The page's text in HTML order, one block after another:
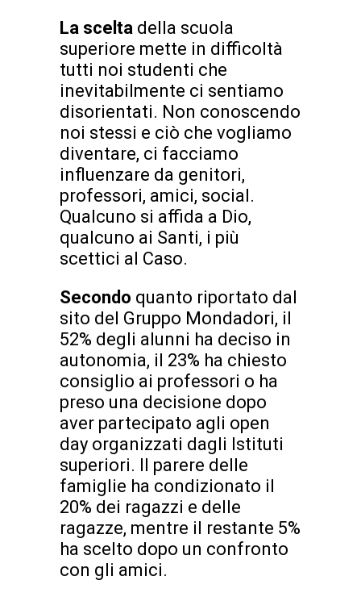
La scelta della scuola
superiore mette in difficoltà
tutti noi studenti che
inevitabilmente ci sentiamo
disorientati. Non conoscendo
noi stessi e ciò che vogliamo
diventare, ci facciamo
influenzare da genitori,
professori, amici, social.
Qualcuno si affida a Dio,
qualcuno ai Santi, i più
scettici al Caso.
Secondo quanto riportato dal
sito del Gruppo Mondadori, il
52% degli alunni ha deciso in
autonomia, il 23% ha chiesto
consiglio ai professori o ha
preso una decisione dopo
aver partecipato agli open
day organizzati dagli Istituti
superiori. Il parere delle
famiglie ha condizionato il
20% dei ragazzi e delle
ragazze, mentre il restante 5%
ha scelto dopo un confronto
con gli amici.